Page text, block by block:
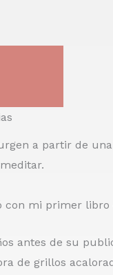
a partir de
con mi primer libro
antes de su
de grillos